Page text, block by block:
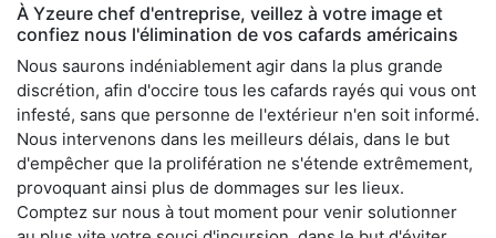
À Yzeure chef d'entreprise, veillez à votre image et
confiez nous l'élimination de vos cafards américains
Nous saurons indéniablement agir dans la plus grande
discrétion, afin d'occire tous les cafards rayés qui vous ont
infesté, sans que personne de l'extérieur n'en soit informé.
Nous intervenons dans les meilleurs délais, dans le but
d'empêcher que la prolifération ne s'étende extrêmement,
provoquant ainsi plus de dommages sur les lieux.
Comptez sur nous à tout moment pour venir solutionner